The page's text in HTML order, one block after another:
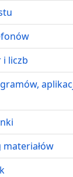
i liczb
materiałów